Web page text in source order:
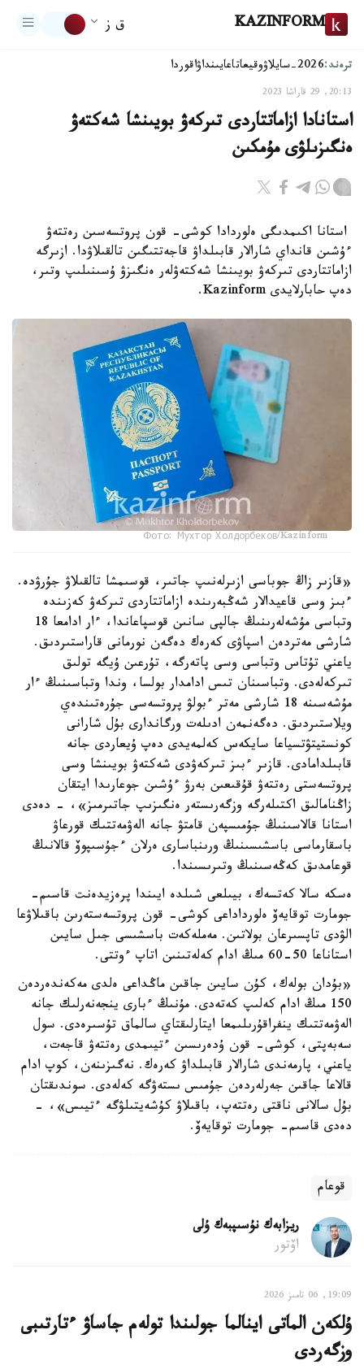
KAZINFORM ق ز
ترەند:2026-سايلاۋ وقيعاتاعايىنداۋاقوردا
20:13, 29 قاراشا 2023
استانادا ازاماتتاردى تىركەۋ بويىنشا شەكتەۋ
ەنگىزىلۋى مۇمكىن
استانا اكىمدىگى ەلوردادا كوشى- قون پروتسەسىن رەتتەۋ
ءۇشىن قانداي شارالار قابىلداۋ قاجەتتىگىن تالقىلاۋدا. ازىرگە
ازاماتتاردى تىركەۋ بويىنشا شەكتەۋلەر ەنگىزۋ ۇسىنىلىپ وتىر،
دەپ حابارلايدى Kazinform.
Фото: Мухтор Холдорбеков/Kazinform
«قازىر زاڭ جوباسى ازىرلەنىپ جاتىر، قوسىمشا تالقىلاۋ جۇرۋدە.
ءبىز وسى قاعيدالار شەڭبەرىندە ازاماتتاردى تىركەۋ كەزىندە
وتباسى مۇشەلەرىنىڭ جالپى سانىن قوسپاعاندا، ءار ادامعا 18
شارشى مەتردەن اسپاۋى كەرەك دەگەن نورمانى قاراستىردىق.
ياعني تۇتاس وتباسى وسى پاتەرگە، تۇرعىن ۇيگە تولىق
تىركەلەدى. وتباسىنان تىس ادامدار بولسا، وندا وتباسىنىڭ ءار
مۇشەسىنە 18 شارشى مەتر ءبولۋ پروتسەسى جۇرەتىندەي
ويلاستىردىق. دەگەنمەن ادىلەت ورگاندارى بۇل شارانى
كونستيتۋتسياعا سايكەس كەلمەيدى دەپ ۇيعاردى جانە
قابىلدامادى. قازىر ءبىز تىركەۋدى شەكتەۋ بويىنشا وسى
پروتسەستى رەتتەۋ قۇقىعىن بەرۋ ءۇشىن جوعارىدا ايتقان
زاڭنامالىق اكتىلەرگە وزگەرىستەر ەنگىزىپ جاتىرمىز»، - دەدى
استانا قالاسىنىڭ جۇمىسپەن قامتۋ جانە الەۋمەتتىك قورعاۋ
باسقارماسى باسشىسىنىڭ ورىنباسارى ەرلان ءجۇسىپوۆ قالانىڭ
قوعامدىق كەڭەسىنىڭ وتىرىسىندا.
ەسكە سالا كەتسەك، بيىلعى شىلدە ايىندا پرەزيدەنت قاسىم-
جومارت توقايەۆ ەلورداداعى كوشى- قون پروتسەستەرىن باقىلاۋعا
الۋدى تاپسىرعان بولاتىن. مەملەكەت باسشىسى جىل سايىن
استاناعا 50-60 مىڭ ادام كەلەتىنىن اتاپ ءوتتى.
«بۇدان بولەك، كۇن سايىن جاقىن ماڭداعى ەلدى مەكەندەردەن
150 مىڭ ادام كەلىپ كەتەدى. مۇنىڭ ءبارى ينجەنەرلىك جانە
الەۋمەتتىك ينفراقۇرىلىمعا ايتارلىقتاي سالماق تۇسىرەدى. سول
سەبەپتى، كوشى- قون ۇدەرىسىن ءتيىمدى رەتتەۋ قاجەت،
ياعني، پارمەندى شارالار قابىلداۋ كەرەك. نەگىزىنەن، كوپ ادام
قالاعا جاقىن جەرلەردەن جۇمىس ىستەۋگە كەلەدى. سوندىقتان
بۇل سالانى ناقتى رەتتەپ، باقىلاۋ كۇشەيتىلۋگە ءتيىس»، -
دەدى قاسىم- جومارت توقايەۆ.
قوعام
ريزابەك نۇسىپبەك ۇلى
اۆتور
19:09, 06 تامىز 2026
ۇلكەن الماتى اينالما جولىندا تولەم جاساۋ ءتارتىبى
وزگەردى